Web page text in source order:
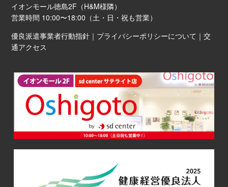
イオンモール徳島2F（H&M様隣）
営業時間 10:00〜18:00（土・日・祝も営業）
優良派遣事業者行動指針 ｜ プライバシーポリシーについて ｜交
通アクセス